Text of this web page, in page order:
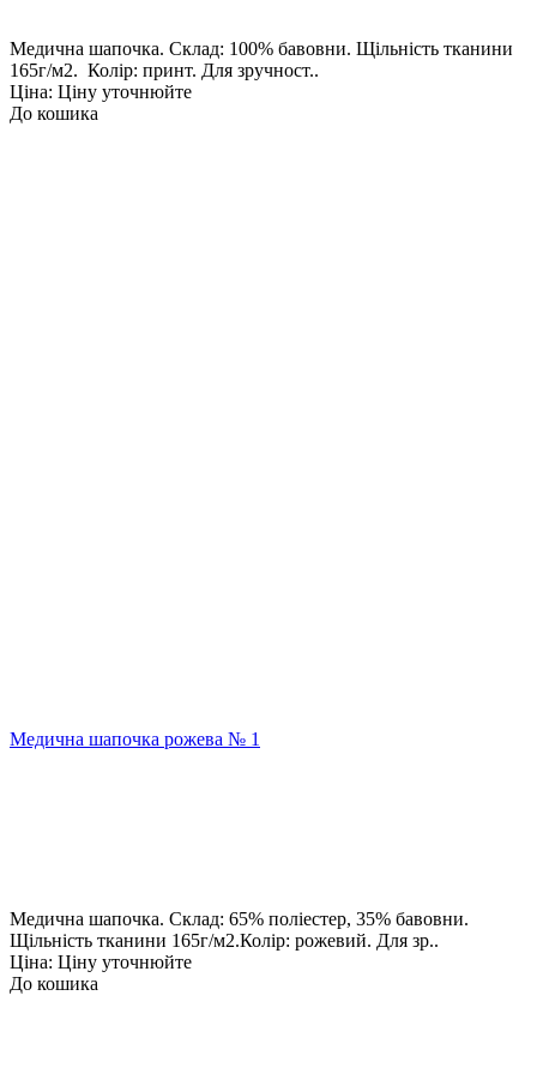
Медична шапочка. Склад: 100% бавовни. Щільність тканини
165г/м2. Колір: принт. Для зручност..
Ціна: Ціну уточнюйте
До кошика
Медична шапочка рожева № 1
Медична шапочка. Склад: 65% поліестер, 35% бавовни.
Щільність тканини 165г/м2.Колір: рожевий. Для зр..
Ціна: Ціну уточнюйте
До кошика